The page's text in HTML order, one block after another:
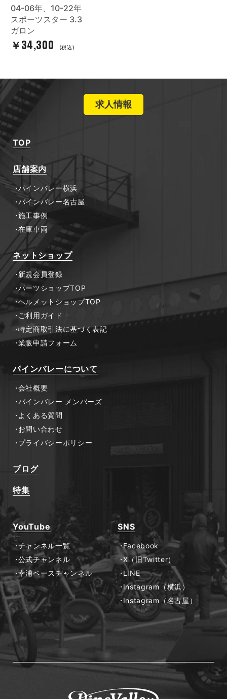
04-06年、10-22年
スポーツスター 3.3
ガロン
￥34,300 (税込)
求人情報
TOP
店舗案内
パインバレー横浜
パインバレー名古屋
施工事例
在庫車両
ネットショップ
新規会員登録
パーツショップTOP
ヘルメットショップTOP
ご利用ガイド
特定商取引法に基づく表記
業販申請フォーム
パインバレーについて
会社概要
パインバレー メンバーズ
よくある質問
お問い合わせ
プライバシーポリシー
ブログ
特集
YouTube
チャンネル一覧
公式チャンネル
幸浦ベースチャンネル
SNS
Facebook
X（旧Twitter）
LINE
Instagram（横浜）
Instagram（名古屋）